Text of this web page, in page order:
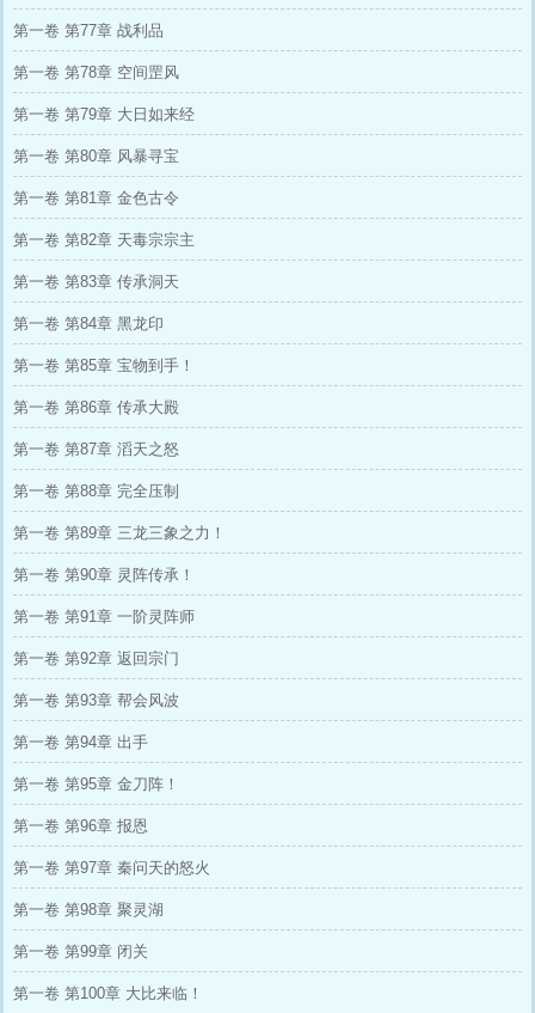
第一卷 第77章 战利品
第一卷 第78章 空间罡风
第一卷 第79章 大日如来经
第一卷 第80章 风暴寻宝
第一卷 第81章 金色古令
第一卷 第82章 天毒宗宗主
第一卷 第83章 传承洞天
第一卷 第84章 黑龙印
第一卷 第85章 宝物到手！
第一卷 第86章 传承大殿
第一卷 第87章 滔天之怒
第一卷 第88章 完全压制
第一卷 第89章 三龙三象之力！
第一卷 第90章 灵阵传承！
第一卷 第91章 一阶灵阵师
第一卷 第92章 返回宗门
第一卷 第93章 帮会风波
第一卷 第94章 出手
第一卷 第95章 金刀阵！
第一卷 第96章 报恩
第一卷 第97章 秦问天的怒火
第一卷 第98章 聚灵湖
第一卷 第99章 闭关
第一卷 第100章 大比来临！